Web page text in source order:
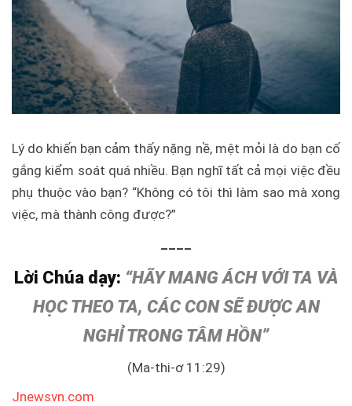
Lý do khiến bạn cảm thấy nặng nề, mệt mỏi là do bạn cố
gắng kiểm soát quá nhiều. Bạn nghĩ tất cả mọi việc đều
phụ thuộc vào bạn? “Không có tôi thì làm sao mà xong
việc, mà thành công được?”
Lời Chúa dạy: “HÃY MANG ÁCH VỚI TA VÀ
HỌC THEO TA, CÁC CON SẼ ĐƯỢC AN
NGHỈ TRONG TÂM HỒN”
(Ma-thi-ơ 11:29)
Jnewsvn.com